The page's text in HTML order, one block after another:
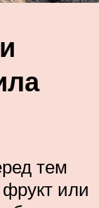
тем
фрукт или